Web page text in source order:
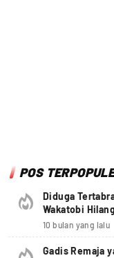
POS
Diduga
Wakatobi
10 bulan yang lalu
Gadis Remaja